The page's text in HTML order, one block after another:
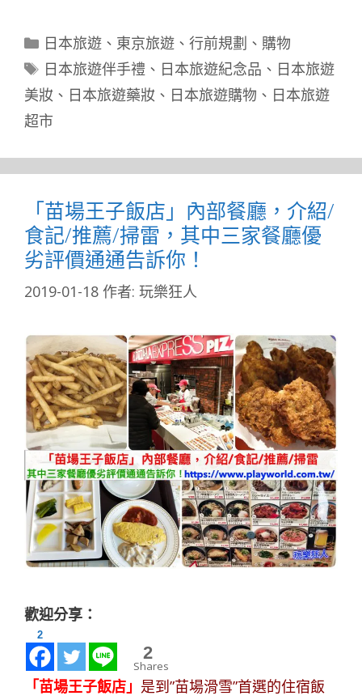
分
類
日本旅遊、 東京旅遊、 行前規劃 、 購物
標
籤
日本旅遊伴手禮 、 日本旅遊紀念品 、 日本旅遊
美妝 、 日本旅遊藥妝 、 日本旅遊購物 、 日本旅遊
超市
「苗場王子飯店」內部餐廳，介紹/
食記/推薦/掃雷，其中三家餐廳優
劣評價通通告訴你！
2019-01-18 作者: 玩樂狂人
歡迎分享：
2
0
Shares
「苗場王子飯店」 是到”苗場滑雪”首選的住宿飯